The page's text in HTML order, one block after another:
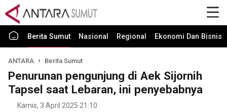
Berita Sumut Nasional Regional Ekonomi Dan Bisnis
ANTARA Berita Sumut
Penurunan pengunjung di Aek Sijornih
Tapsel saat Lebaran, ini penyebabnya
Kamis, 3 April 2025 21:10